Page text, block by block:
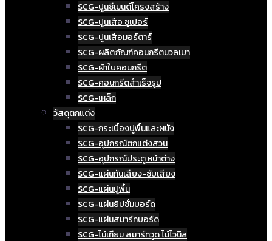
SCG-ปูนซีเมนต์โครงสร้าง
SCG-ปูนเสือ ซูเปอร์
SCG-ปูนเสือมอร์ตาร์
SCG-ผลิตภัณฑ์คอนกรีตมวลเบา
SCG-ผ้าใบคอนกรีต
SCG-คอนกรีตสำเร็จรูป
SCG-เหล็ก
วัสดุตกแต่ง
SCG-กระเบื้องปูพื้นและผนัง
SCG-อุปกรณ์ตกแต่งสวน
SCG-อุปกรณ์ประตู หน้าต่าง
SCG-แผ่นกันเสียง-ซับเสียง
SCG-แผ่นปูพื้น
SCG-แผ่นยิปซั่มบอร์ด
SCG-แผ่นสมาร์ทบอร์ด
SCG-ไม้เทียม สมาร์ทวูด ไม้ไวนิล